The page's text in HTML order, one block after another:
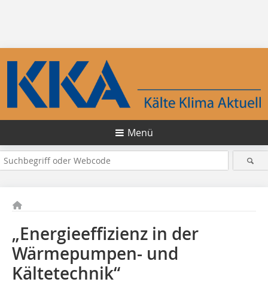
Menü
„Energieeffizienz in der
Wärmepumpen- und
Kältetechnik“